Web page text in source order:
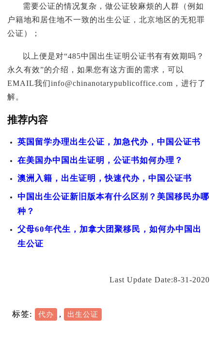
需要公证的情况复杂，做公证较麻烦的人群（例如
户籍地和居住地不一致的出生公证，北京地区的无犯罪
公证）；
以上便是对“485中国出生证明公证书有有效期吗？
永久有效”的介绍，如果您有这方面的需求，可以
EMAIL我们info@chinanotarypublicoffice.com ，进行了
解。
推荐内容
英国留学办理出生公证，加急代办，中国公证书
在美国办中国出生证明，公证书如何办理？
澳洲入籍，出生证明，快速代办，中国公证书
中国出生公证新旧版本有什么区别？美国移民办哪
种？
父母60年代生，加拿大团聚移民，如何办中国出
生公证
Last Update Date:8-31-2020
标签: 代办 , 出生公证